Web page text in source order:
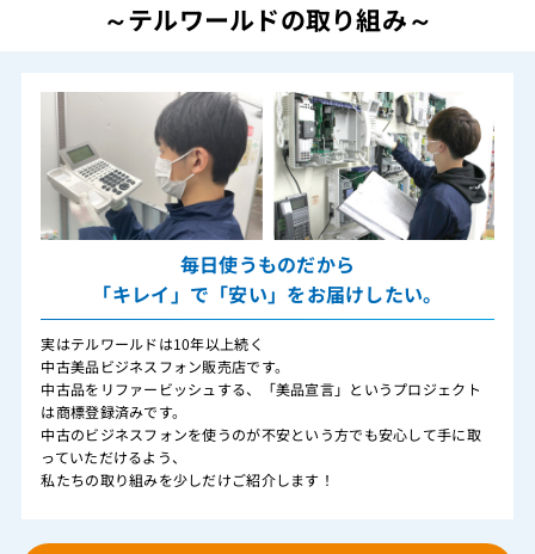
～テルワールドの取り組み～
毎日使うものだから
「キレイ」で「安い」をお届けしたい。
実はテルワールドは10年以上続く
中古美品ビジネスフォン販売店です。
中古品をリファービッシュする、「美品宣言」というプロジェクト
は商標登録済みです。
中古のビジネスフォンを使うのが不安という方でも安心して手に取
っていただけるよう、
私たちの取り組みを少しだけご紹介します！